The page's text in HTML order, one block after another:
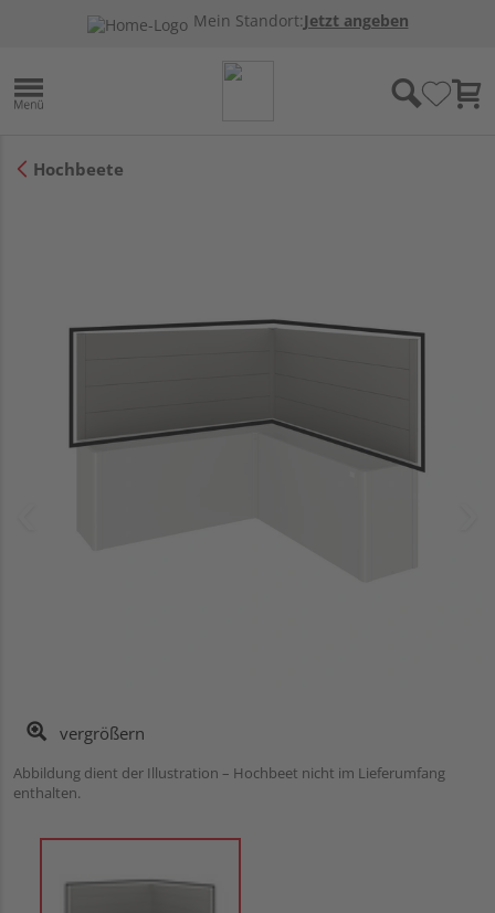
Mein Standort:Jetzt angeben
Hochbeete
vergrößern
Abbildung dient der Illustration – Hochbeet nicht im Lieferumfang
enthalten.